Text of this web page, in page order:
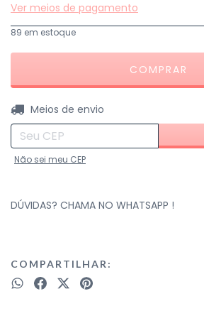
Ver meios de pagamento
89 em estoque
Entregas para o CEP:
Meios de envio
Não sei meu CEP
DÚVIDAS? CHAMA NO WHATSAPP !
COMPARTILHAR: